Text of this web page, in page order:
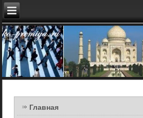
Главная